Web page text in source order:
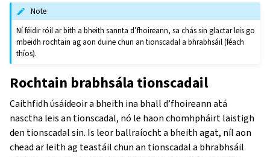
Note
Ní féidir róil ar bith a bheith sannta d’fhoireann, sa chás sin glactar leis go
mbeidh rochtain ag aon duine chun an tionscadal a bhrabhsáil (féach
thíos).
Rochtain brabhsála tionscadail
Caithfidh úsáideoir a bheith ina bhall d’fhoireann atá
nasctha leis an tionscadal, nó le haon chomhpháirt laistigh
den tionscadal sin. Is leor ballraíocht a bheith agat, níl aon
chead ar leith ag teastáil chun an tionscadal a bhrabhsáil